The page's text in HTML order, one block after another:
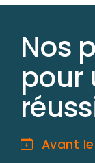
Nos
pour
Avant